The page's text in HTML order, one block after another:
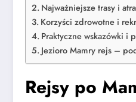
Najważniejsze trasy i
Korzyści zdrowotne i
Praktyczne wskazówki i
Jezioro Mamry rejs –
Rejsy po